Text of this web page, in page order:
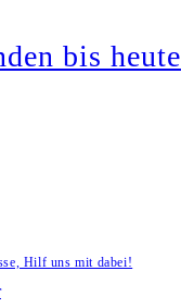
bis heute
Hilf uns mit dabei!